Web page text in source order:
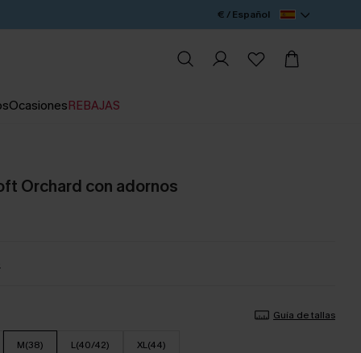
€ / Español
OcasionesREBAJAS
Orchard con adornos
Guía de tallas
M(38) L(40/42) XL(44)